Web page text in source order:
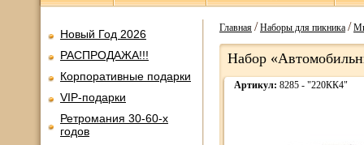
Новый Год 2026
РАСПРОДАЖА!!!
Корпоративные подарки
VIP-подарки
Ретромания 30-60-х
годов
Главная/Наборы для пикника/
Набор
Артикул: 8285 - "220КК4"